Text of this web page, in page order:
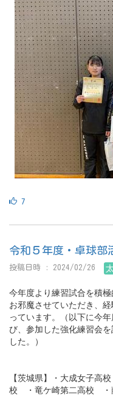
7
令和５年度・卓球部
投稿日時 : 2024/02/26
今年度より練習試合を積
お邪魔させていただき、
っています。（以下に今
び、参加した強化練習会
した。）
【茨城県】・大成女子
校 ・竜ケ崎第二高校 ・